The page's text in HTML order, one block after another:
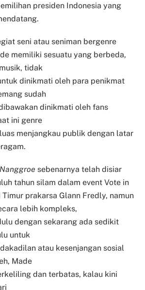
presiden Indonesia yang
seni atau seniman bergenre
memiliki sesuatu yang berbeda,
tidak
dinikmati oleh para penikmat
sudah
dinikmati oleh fans
ini genre
menjangkau publik dengan latar
sebenarnya telah disiar
tahun silam dalam event Vote in
Timur prakarsa Glann Fredly, namun
lebih kompleks,
dengan sekarang ada sedikit
untuk
atau kesenjangan sosial
Made
dan terbatas, kalau kini